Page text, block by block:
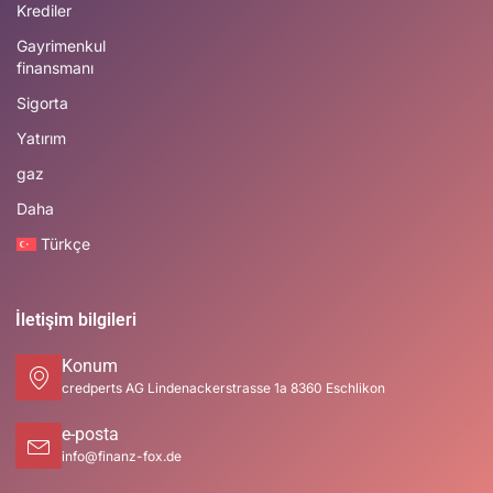
Krediler
Gayrimenkul
finansmanı
Sigorta
Yatırım
gaz
Daha
Türkçe
İletişim bilgileri
Konum
credperts AG Lindenackerstrasse 1a 8360 Eschlikon
e-posta
info@finanz-fox.de